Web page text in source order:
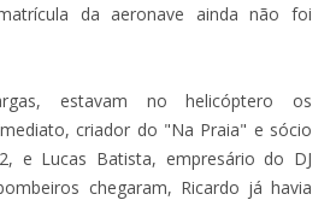
da aeronave ainda não foi
estavam no helicóptero os
criador do "Na Praia" e sócio
e Lucas Batista, empresário do DJ
chegaram, Ricardo já havia